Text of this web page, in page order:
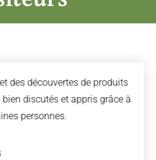
des découvertes de produits
discutés et appris grâce à
personnes.